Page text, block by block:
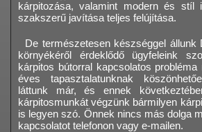
kárpitozása, valamint modern és stíl
szakszerű javítása teljes felújítása.
De természetesen készséggel állunk
környékéről érdeklődő ügyfeleink
kárpitos bútorral kapcsolatos probléma
éves tapasztalatunknak
láttunk már, és ennek
kárpitosmunkát végzünk bármilyen
is legyen szó. Önnek nincs más dolga
kapcsolatot telefonon vagy e-mailen.